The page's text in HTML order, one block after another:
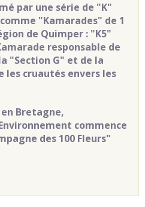
par une série de "K"
"Kamarades" de 1
de Quimper : "K5"
responsable de
"Section G" et de la
les cruautés envers les
Bretagne,
commence
des 100 Fleurs"